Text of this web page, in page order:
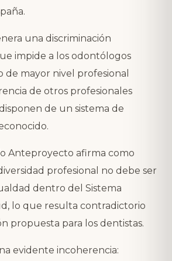
una discriminación
impide a los odontólogos
mayor nivel profesional
de otros profesionales
de un sistema de
Anteproyecto afirma como
profesional no debe ser
dentro del Sistema
lo que resulta contradictorio
propuesta para los dentistas.
evidente incoherencia: